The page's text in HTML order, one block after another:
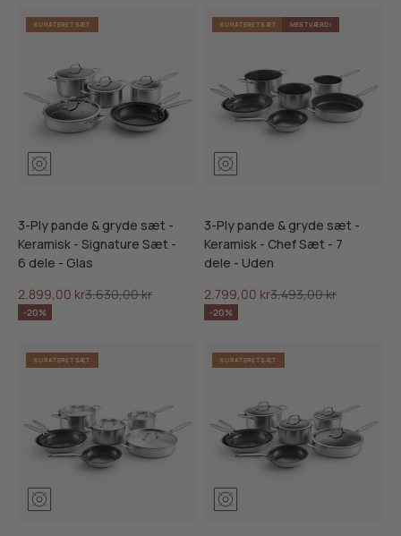
KURATERET SÆT
3-Ply pande & gryde sæt -
Keramisk - Signature Sæt -
6 dele - Glas
Salgspris
2.899,00 krNormalpris
3.630,00 kr
-20%
KURATERET SÆT MEST VÆRDI
3-Ply pande & gryde sæt -
Keramisk - Chef Sæt - 7
dele - Uden
Salgspris
2.799,00 krNormalpris
3.493,00 kr
-20%
KURATERET SÆT KURATERET SÆT